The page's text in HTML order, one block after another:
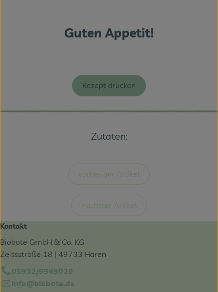
Guten Appetit!
Rezept drucken
Zutaten:
vorheriger Artikel
nächster Artikel
Kontakt
Biobote GmbH & Co. KG
Zeissstraße 18 | 49733 Haren
05932/9949020
info@biobote.de